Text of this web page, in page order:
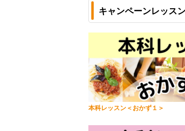
キャンペーンレッス
本科レッスン＜おかず１＞